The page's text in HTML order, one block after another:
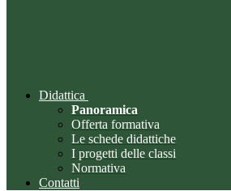
Didattica
Panoramica
Offerta formativa
Le schede didattiche
I progetti delle classi
Normativa
Contatti